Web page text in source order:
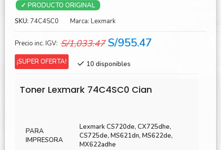
✓ PRODUCTO ORIGINAL
SKU: 74C4SC0 Marca: Lexmark
Precio inc. IGV: S/1,033.47 El
original
S/1,033.47.
S/955.47
¡SUPER OFERTA! 10 disponibles
Toner Lexmark 74C4SC0 Cian
PARA
IMPRESORA
Lexmark CS720de, CX725dhe,
CS725de, MS621dn, MS622de,
MX622adhe